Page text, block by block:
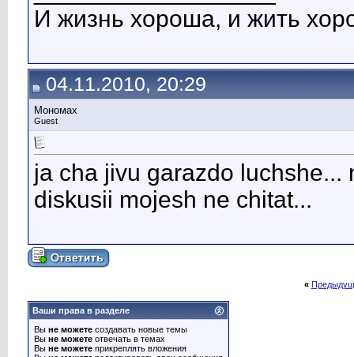
И жизнь хороша, и жить
04.11.2010, 20:29
Мономах
Guest
ja cha jivu garazdo
diskusii mojesh ne chitat...
«
Ваши права в разделе
Вы не можете создавать новые темы
Вы не можете отвечать в темах
Вы не можете прикреплять вложения